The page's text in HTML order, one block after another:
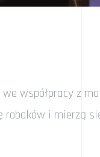
współpracy z
i mierzą